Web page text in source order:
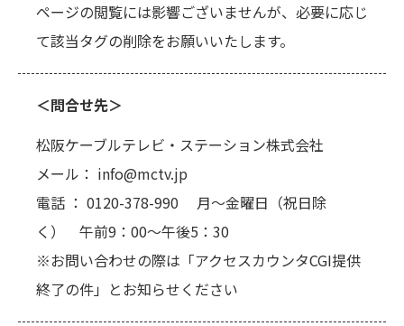
ページの閲覧には影響ございませんが、必要に応じ
て該当タグの削除をお願いいたします。
＜問合せ先＞
松阪ケーブルテレビ・ステーション株式会社
メール： info@mctv.jp
電話 ： 0120-378-990 月～金曜日（祝日除
く） 午前9：00～午後5：30
※お問い合わせの際は「アクセスカウンタCGI提供
終了の件」とお知らせください